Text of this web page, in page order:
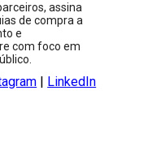
assina
de compra a
e
com foco em
| LinkedIn